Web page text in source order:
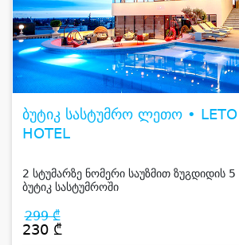
ბუტიკ სასტუმრო ლეთო • LETO
HOTEL
2 სტუმარზე ნომერი საუზმით ზუგდიდის
ბუტიკ სასტუმროში
299 ₾
230 ₾